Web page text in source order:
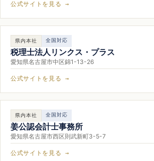
公式サイトを見る →
県内本社 全国対応
税理士法人リンクス・プラス
愛知県名古屋市中区錦1-13-26
公式サイトを見る →
県内本社 全国対応
姜公認会計士事務所
愛知県名古屋市西区則武新町3-5-7
公式サイトを見る →